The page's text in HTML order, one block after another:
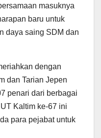
masuknya
baru untuk
daya saing SDM dan
dengan
dan Tarian Jepen
penari dari berbagai
Kaltim ke-67 ini
para pejabat untuk